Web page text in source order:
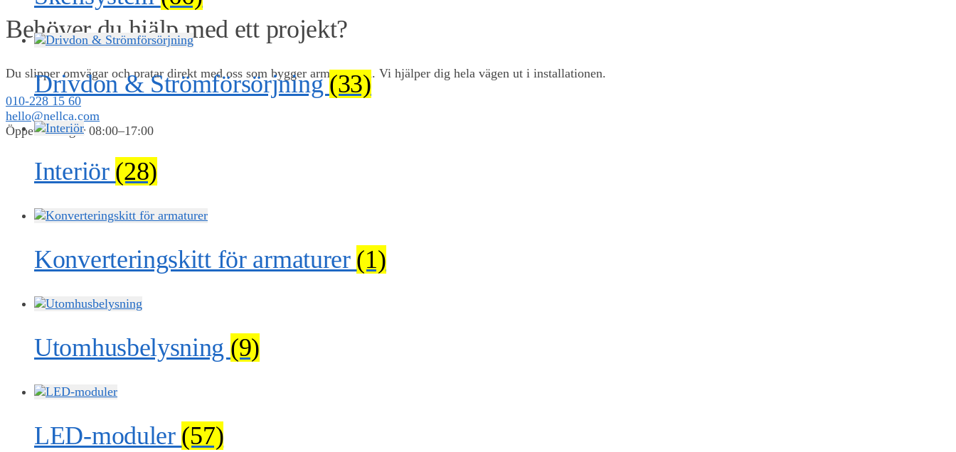
Behöver du hjälp med ett projekt?
Du slipper omvägar och pratar direkt med oss som bygger armaturerna. Vi hjälper dig hela vägen ut i installationen.
010-228 15 60
hello@nellca.com
Öppet vardagar 08:00–17:00
KR 0
Drivdon & Strömförsörjning(33)
Interiör (28)
Konverteringskitt för armaturer (1)
Utomhusbelysning (9)
LED-moduler (57)